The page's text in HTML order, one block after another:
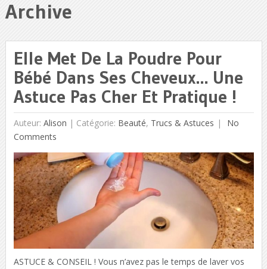
Archive
Elle Met De La Poudre Pour
Bébé Dans Ses Cheveux… Une
Astuce Pas Cher Et Pratique !
Auteur: Alison | Catégorie: Beauté, Trucs & Astuces
No
Comments
ASTUCE & CONSEIL ! Vous n’avez pas le temps de laver vos